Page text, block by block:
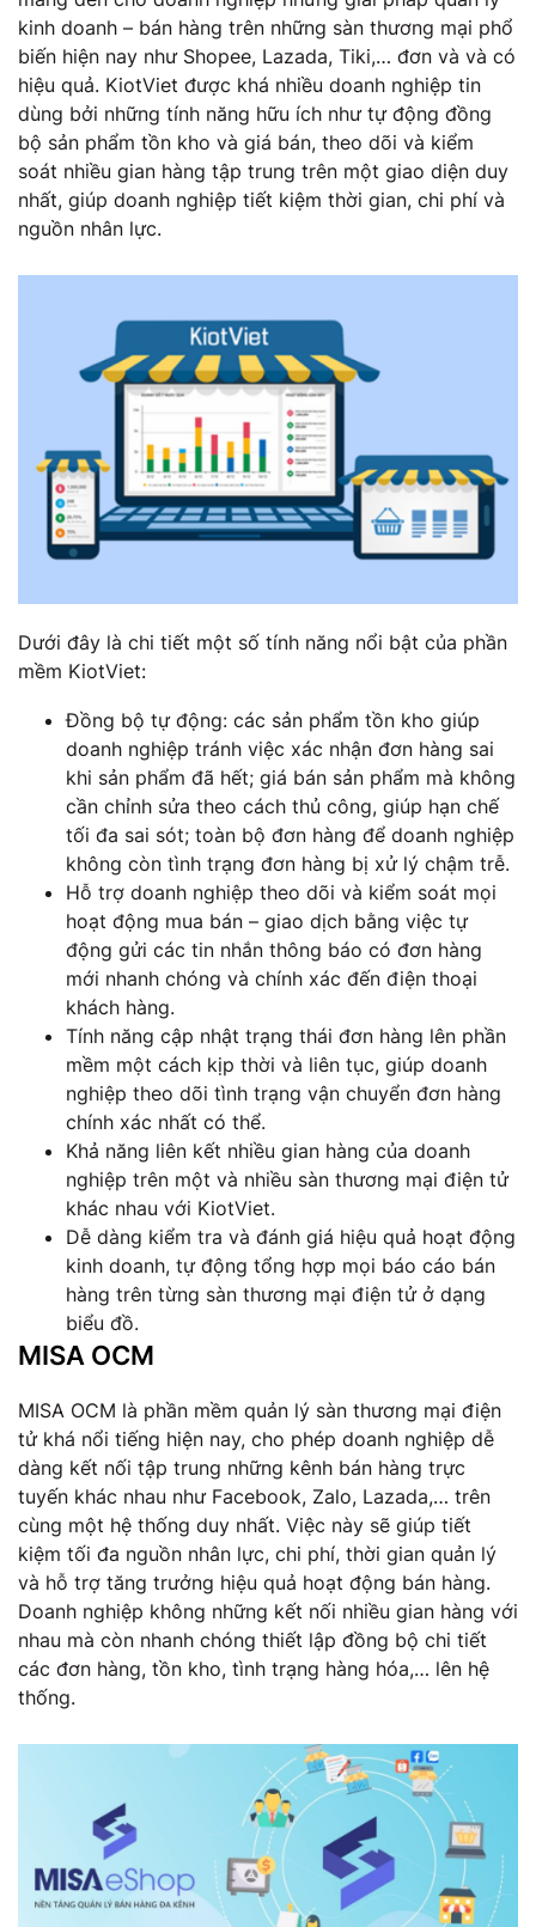
kinh doanh – bán hàng trên những sàn thương mại phổ
biến hiện nay như Shopee, Lazada, Tiki,… đơn và và có
hiệu quả. KiotViet được khá nhiều doanh nghiệp tin
dùng bởi những tính năng hữu ích như tự động đồng
bộ sản phẩm tồn kho và giá bán, theo dõi và kiểm
soát nhiều gian hàng tập trung trên một giao diện duy
nhất, giúp doanh nghiệp tiết kiệm thời gian, chi phí và
nguồn nhân lực.
Dưới đây là chi tiết một số tính năng nổi bật của phần
mềm KiotViet:
Đồng bộ tự động: các sản phẩm tồn kho giúp
doanh nghiệp tránh việc xác nhận đơn hàng sai
khi sản phẩm đã hết; giá bán sản phẩm mà không
cần chỉnh sửa theo cách thủ công, giúp hạn chế
tối đa sai sót; toàn bộ đơn hàng để doanh nghiệp
không còn tình trạng đơn hàng bị xử lý chậm trễ.
Hỗ trợ doanh nghiệp theo dõi và kiểm soát mọi
hoạt động mua bán – giao dịch bằng việc tự
động gửi các tin nhắn thông báo có đơn hàng
mới nhanh chóng và chính xác đến điện thoại
khách hàng.
Tính năng cập nhật trạng thái đơn hàng lên phần
mềm một cách kịp thời và liên tục, giúp doanh
nghiệp theo dõi tình trạng vận chuyển đơn hàng
chính xác nhất có thể.
Khả năng liên kết nhiều gian hàng của doanh
nghiệp trên một và nhiều sàn thương mại điện tử
khác nhau với KiotViet.
Dễ dàng kiểm tra và đánh giá hiệu quả hoạt động
kinh doanh, tự động tổng hợp mọi báo cáo bán
hàng trên từng sàn thương mại điện tử ở dạng
biểu đồ.
MISA OCM
MISA OCM là phần mềm quản lý sàn thương mại điện
tử khá nổi tiếng hiện nay, cho phép doanh nghiệp dễ
dàng kết nối tập trung những kênh bán hàng trực
tuyến khác nhau như Facebook, Zalo, Lazada,… trên
cùng một hệ thống duy nhất. Việc này sẽ giúp tiết
kiệm tối đa nguồn nhân lực, chi phí, thời gian quản lý
và hỗ trợ tăng trưởng hiệu quả hoạt động bán hàng.
Doanh nghiệp không những kết nối nhiều gian hàng với
nhau mà còn nhanh chóng thiết lập đồng bộ chi tiết
các đơn hàng, tồn kho, tình trạng hàng hóa,… lên hệ
thống.